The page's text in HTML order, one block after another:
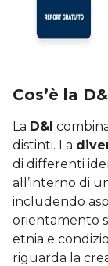
Cos’è la
La D&I
distinti. La
di differenti
all’interno di
includendo
orientamento
etnia e
riguarda la